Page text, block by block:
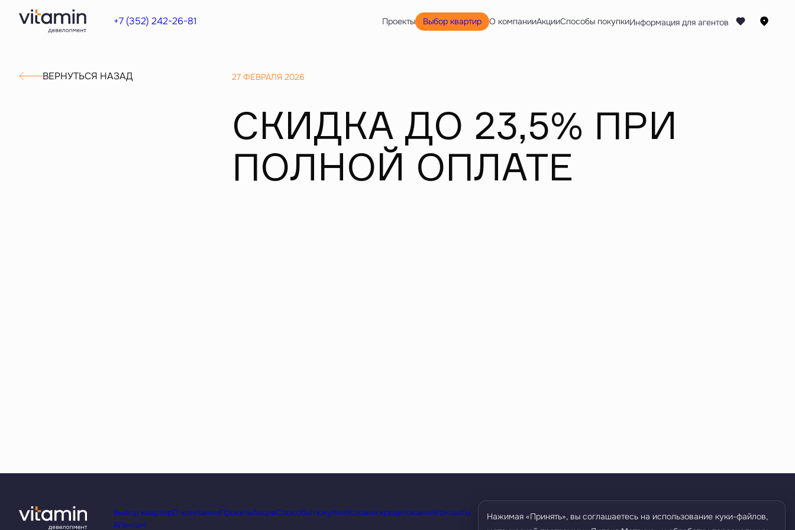
+7 (352) 242-26-81 Проекты Выбор квартир О компанииАкцииСпособы покупки
ВЕРНУТЬСЯ НАЗАД 27 ФЕВРАЛЯ 2026
СКИДКА ДО 23,5% ПРИ
ПОЛНОЙ ОПЛАТЕ
Выбор квартирО компанииПроектыАкцииСпособы покупкиУсловия кредитованияКонтакты
Агентам
+7 (352) 242-26-81
Нажимая «Принять», вы соглашаетесь на использование куки-файлов,